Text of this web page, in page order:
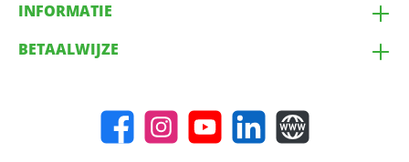
INFORMATIE
BETAALWIJZE